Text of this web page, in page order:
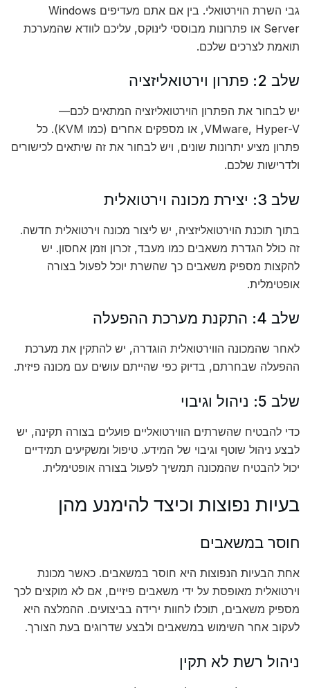
גבי השרת הוירטואלי. בין אם אתם מעדיפים Windows
Server או פתרונות מבוססי לינוקס, עליכם לוודא שהמערכת
תואמת לצרכים שלכם.
שלב 2: פתרון וירטואליזציה
יש לבחור את הפתרון הוירטואליזציה המתאים לכם—
VMware, Hyper-V, או מספקים אחרים (כמו KVM). כל
פתרון מציע יתרונות שונים, ויש לבחור את זה שיתאים לכישורים
ולדרישות שלכם.
שלב 3: יצירת מכונה וירטואלית
בתוך תוכנת הוירטואליזציה, יש ליצור מכונה וירטואלית חדשה.
זה כולל הגדרת משאבים כמו מעבד, זכרון וזמן אחסון. יש
להקצות מספיק משאבים כך שהשרת יוכל לפעול בצורה
אופטימלית.
שלב 4: התקנת מערכת ההפעלה
לאחר שהמכונה הווירטואלית הוגדרה, יש להתקין את מערכת
ההפעלה שבחרתם, בדיוק כפי שהייתם עושים עם מכונה פיזית.
שלב 5: ניהול וגיבוי
כדי להבטיח שהשרתים הווירטואליים פועלים בצורה תקינה, יש
לבצע ניהול שוטף וגיבוי של המידע. טיפול ומשקיעים תמידיים
יכול להבטיח שהמכונה תמשיך לפעול בצורה אופטימלית.
בעיות נפוצות וכיצד להימנע מהן
חוסר במשאבים
אחת הבעיות הנפוצות היא חוסר במשאבים. כאשר מכונת
וירטואלית מאופסת על ידי משאבים פיזיים, אם לא מוקצים לכך
מספיק משאבים, תוכלו לחוות ירידה בביצועים. ההמלצה היא
לעקוב אחר השימוש במשאבים ולבצע שדרוגים בעת הצורך.
ניהול רשת לא תקין